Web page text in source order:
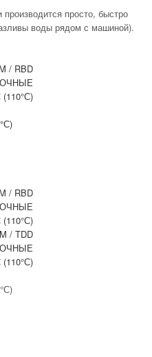
просто, быстро
воды рядом с машиной).
/ RBD
(110°С)
/ RBD
(110°С)
/ TDD
(110°С)